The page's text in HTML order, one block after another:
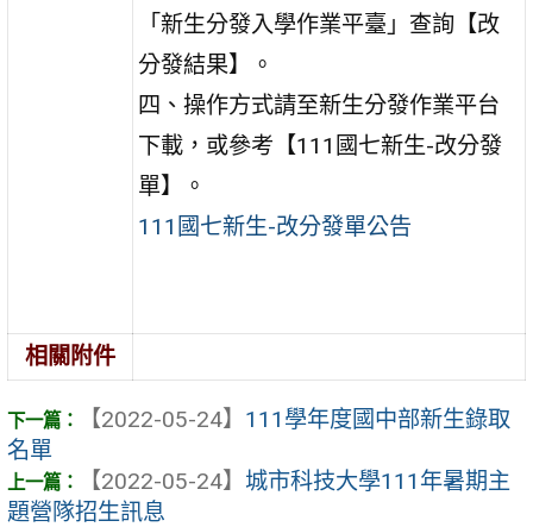
「新生分發入學作業平臺」查詢【改
分發結果】。
四、操作方式請至新生分發作業平台
下載，或參考【111國七新生-改分發
單】。
111國七新生-改分發單公告
相關附件
【2022-05-24】 111學年度國中部新生錄取
名單
【2022-05-24】 城市科技大學111年暑期主
題營隊招生訊息